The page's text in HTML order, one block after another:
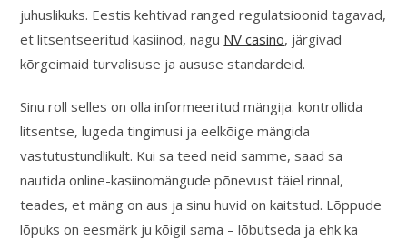
juhuslikuks. Eestis kehtivad ranged regulatsioonid tagavad,
et litsentseeritud kasiinod, nagu NV casino, järgivad
kõrgeimaid turvalisuse ja aususe standardeid.
Sinu roll selles on olla informeeritud mängija: kontrollida
litsentse, lugeda tingimusi ja eelkõige mängida
vastutustundlikult. Kui sa teed neid samme, saad sa
nautida online-kasiinomängude põnevust täiel rinnal,
teades, et mäng on aus ja sinu huvid on kaitstud. Lõppude
lõpuks on eesmärk ju kõigil sama – lõbutseda ja ehk ka